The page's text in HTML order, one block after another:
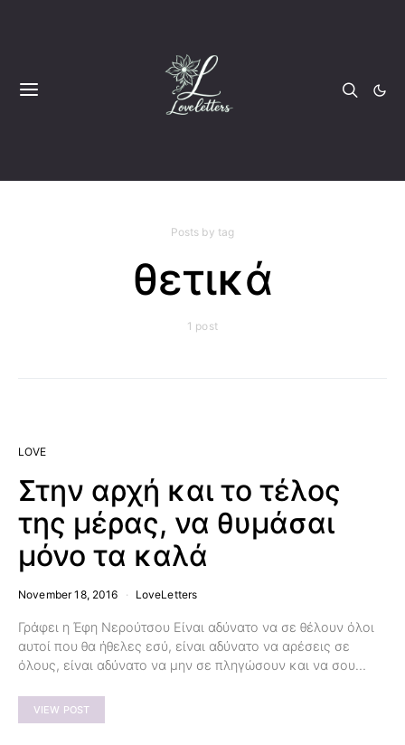
Posts by tag
θετικά
1 post
LOVE
Στην αρχή και το τέλος
της μέρας, να θυμάσαι
μόνο τα καλά
November 18, 2016 LoveLetters
Γράφει η Έφη Νερούτσου Είναι αδύνατο να σε θέλουν όλοι
αυτοί που θα ήθελες εσύ, είναι αδύνατο να αρέσεις σε
όλους, είναι αδύνατο να μην σε πληγώσουν και να σου…
VIEW POST